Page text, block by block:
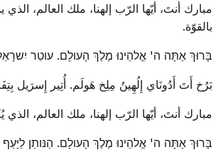
مبارك أنتَ، أيّها الرّب إلهنا، ملك العالم،
بالقوّة.
בָּרוּךְ אַתָּה ה' אֱלהֵינוּ מֶלֶךְ הָעולָם. עוטֵר
بَرُخ أَتَ أَدُونَاي إِلُهِينُ مِلِخ هَولَم. أُتِير إِسرَيل
مبارك أنتَ، أيّها الرّب إلهنا، ملك العالم، الذي
בָּרוּךְ אַתָּה ה' אֱלהֵינוּ מֶלֶךְ הָעולָם. הַנּותֵן